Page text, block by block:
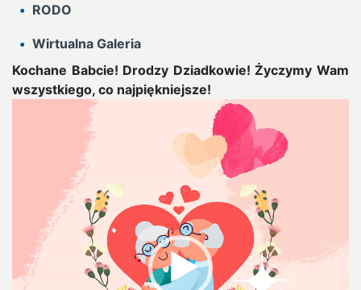
RODO
Wirtualna Galeria
Kochane Babcie! Drodzy Dziadkowie!Życzymy Wam
wszystkiego, co najpiękniejsze!